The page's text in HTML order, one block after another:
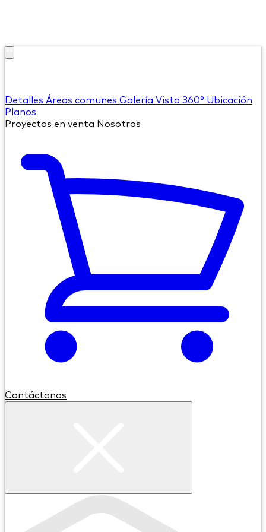
Detalles Áreas comunes Galería Vista 360° Ubicación
Planos
Proyectos en venta Nosotros
Contáctanos